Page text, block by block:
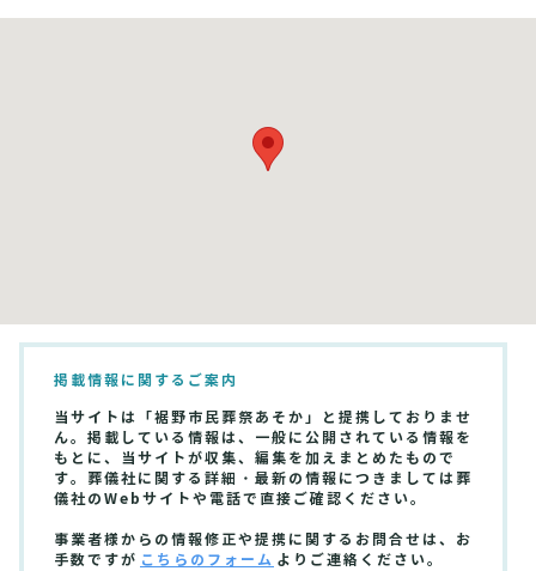
掲載情報に関するご案内
当サイトは「裾野市民葬祭あそか」と提携しておりませ
ん。掲載している情報は、一般に公開されている情報を
もとに、当サイトが収集、編集を加えまとめたもので
す。葬儀社に関する詳細・最新の情報につきましては葬
儀社のWebサイトや電話で直接ご確認ください。
事業者様からの情報修正や提携に関するお問合せは、お
手数ですが こちらのフォーム よりご連絡ください。